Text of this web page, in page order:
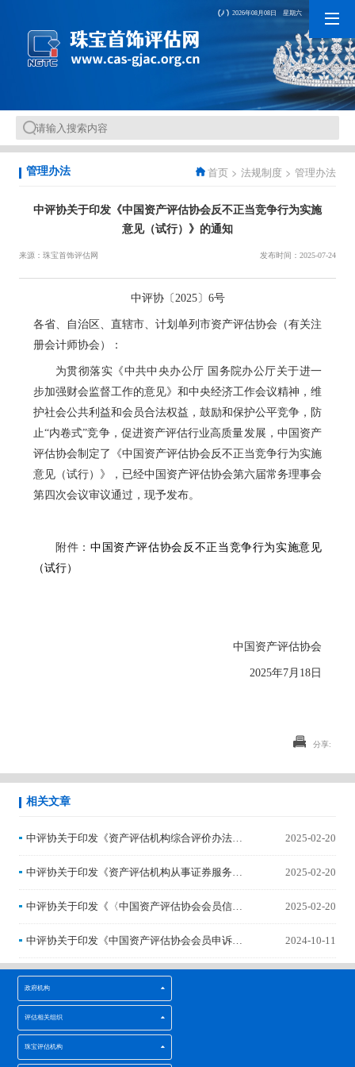
2026年08月08日 星期六
管理办法 首页 > 法规制度 > 管理办法
中评协关于印发《中国资产评估协会反不正当竞争行为实施
意见（试行）》的通知
来源：珠宝首饰评估网 发布时间：2025-07-24
中评协〔2025〕6号
各省、自治区、直辖市、计划单列市资产评估协会（有关注
册会计师协会）：
为贯彻落实《中共中央办公厅 国务院办公厅关于进一
步加强财会监督工作的意见》和中央经济工作会议精神，维
护社会公共利益和会员合法权益，鼓励和保护公平竞争，防
止“内卷式”竞争，促进资产评估行业高质量发展，中国资产
评估协会制定了《中国资产评估协会反不正当竞争行为实施
意见（试行）》，已经中国资产评估协会第六届常务理事会
第四次会议审议通过，现予发布。
附件： 中国资产评估协会反不正当竞争行为实施意见
（试行）
中国资产评估协会
2025年7月18日
分享:
相关文章
中评协关于印发《资产评估机构综合评价办法》
2025-02-20
中评协关于印发《资产评估机构从事证券服务业
2025-02-20
中评协关于印发《〈中国资产评估协会会员信用
2025-02-20
中评协关于印发《中国资产评估协会会员申诉管
2024-10-11
政府机构
评估相关组织
珠宝评估机构